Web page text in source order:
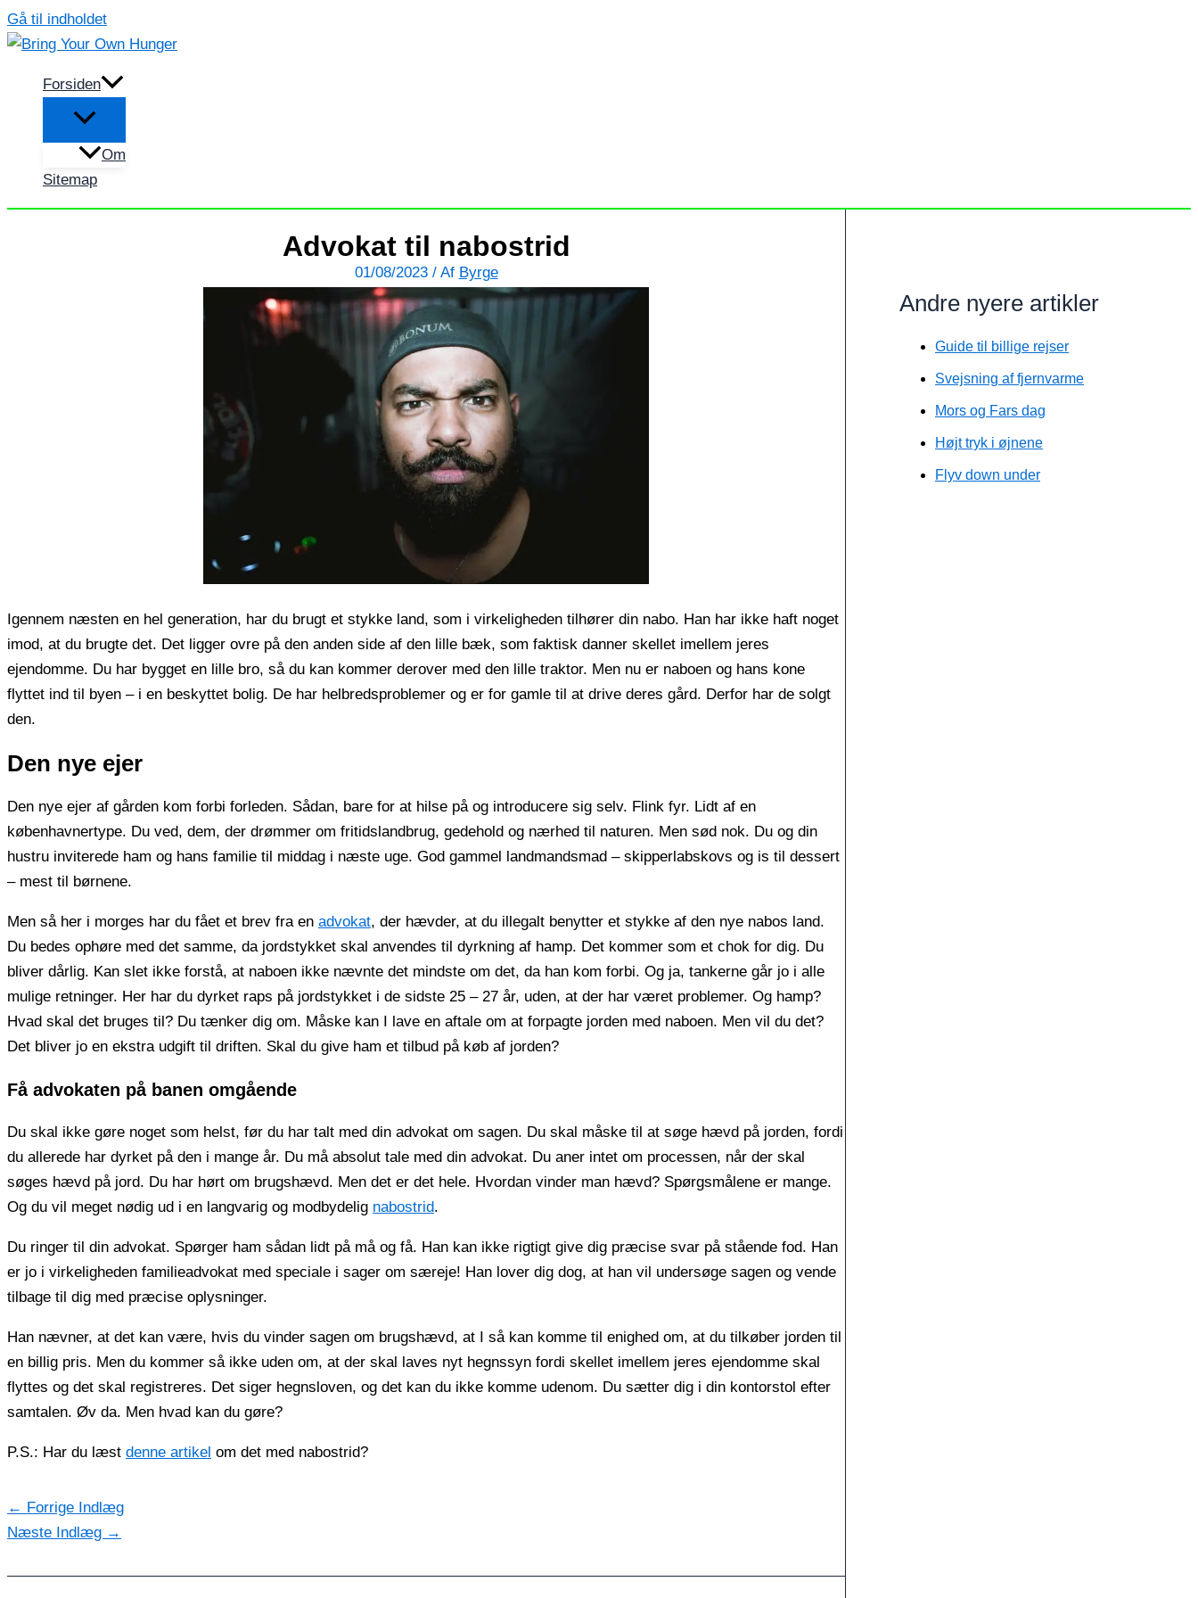
Gå til indholdet
Forsiden
Om
Sitemap
Advokat til nabostrid
01/08/2023 / Af Byrge
Igennem næsten en hel generation, har du brugt et stykke land, som i virkeligheden tilhører din nabo. Han har ikke haft noget
imod, at du brugte det. Det ligger ovre på den anden side af den lille bæk, som faktisk danner skellet imellem jeres
ejendomme. Du har bygget en lille bro, så du kan kommer derover med den lille traktor. Men nu er naboen og hans kone
flyttet ind til byen – i en beskyttet bolig. De har helbredsproblemer og er for gamle til at drive deres gård. Derfor har de solgt
den.
Den nye ejer
Den nye ejer af gården kom forbi forleden. Sådan, bare for at hilse på og introducere sig selv. Flink fyr. Lidt af en
københavnertype. Du ved, dem, der drømmer om fritidslandbrug, gedehold og nærhed til naturen. Men sød nok. Du og din
hustru inviterede ham og hans familie til middag i næste uge. God gammel landmandsmad – skipperlabskovs og is til dessert
– mest til børnene.
Men så her i morges har du fået et brev fra en advokat, der hævder, at du illegalt benytter et stykke af den nye nabos land.
Du bedes ophøre med det samme, da jordstykket skal anvendes til dyrkning af hamp. Det kommer som et chok for dig. Du
bliver dårlig. Kan slet ikke forstå, at naboen ikke nævnte det mindste om det, da han kom forbi. Og ja, tankerne går jo i alle
mulige retninger. Her har du dyrket raps på jordstykket i de sidste 25 – 27 år, uden, at der har været problemer. Og hamp?
Hvad skal det bruges til? Du tænker dig om. Måske kan I lave en aftale om at forpagte jorden med naboen. Men vil du det?
Det bliver jo en ekstra udgift til driften. Skal du give ham et tilbud på køb af jorden?
Få advokaten på banen omgående
Du skal ikke gøre noget som helst, før du har talt med din advokat om sagen. Du skal måske til at søge hævd på jorden, fordi
du allerede har dyrket på den i mange år. Du må absolut tale med din advokat. Du aner intet om processen, når der skal
søges hævd på jord. Du har hørt om brugshævd. Men det er det hele. Hvordan vinder man hævd? Spørgsmålene er mange.
Og du vil meget nødig ud i en langvarig og modbydelig nabostrid.
Du ringer til din advokat. Spørger ham sådan lidt på må og få. Han kan ikke rigtigt give dig præcise svar på stående fod. Han
er jo i virkeligheden familieadvokat med speciale i sager om særeje! Han lover dig dog, at han vil undersøge sagen og vende
tilbage til dig med præcise oplysninger.
Han nævner, at det kan være, hvis du vinder sagen om brugshævd, at I så kan komme til enighed om, at du tilkøber jorden til
en billig pris. Men du kommer så ikke uden om, at der skal laves nyt hegnssyn fordi skellet imellem jeres ejendomme skal
flyttes og det skal registreres. Det siger hegnsloven, og det kan du ikke komme udenom. Du sætter dig i din kontorstol efter
samtalen. Øv da. Men hvad kan du gøre?
P.S.: Har du læst denne artikel om det med nabostrid?
← Forrige Indlæg
Næste Indlæg →
Andre nyere artikler
Guide til billige rejser
Svejsning af fjernvarme
Mors og Fars dag
Højt tryk i øjnene
Flyv down under